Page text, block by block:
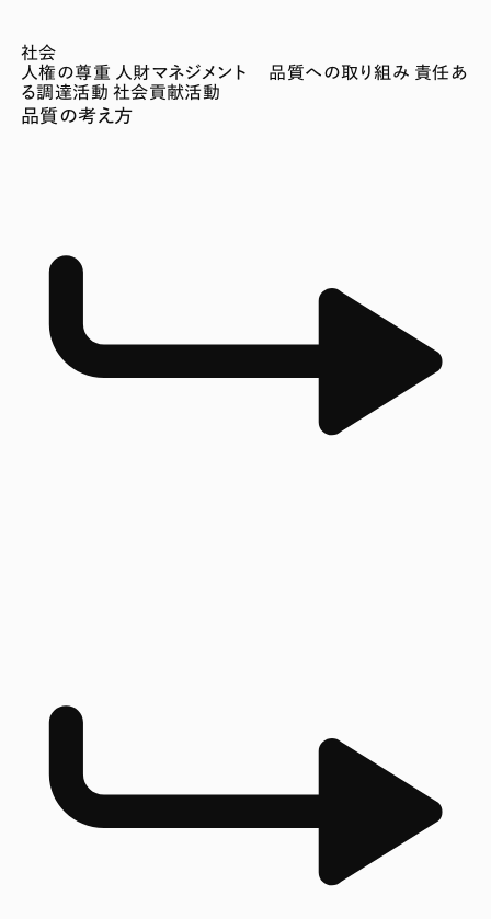
社会
人権の尊重 人財マネジメント 品質への取り組み 責任あ
る調達活動 社会貢献活動
品質の考え方